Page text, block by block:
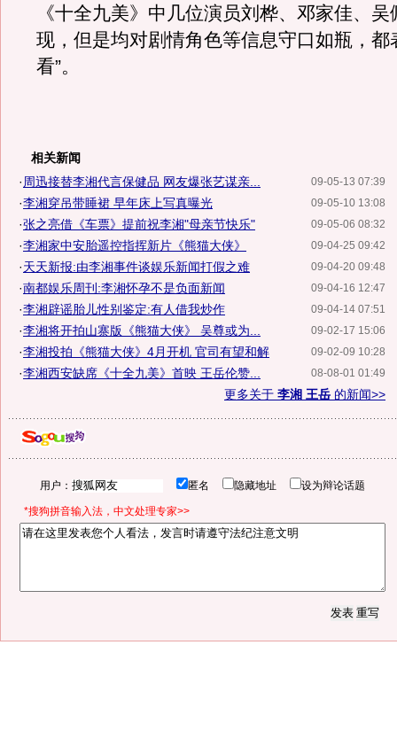
《十全九美》中几位演员刘桦、邓家佳、
现，但是均对剧情角色等信息守口如瓶，都
看”。
相关新闻
09-05-13 07:39
· 周迅接替李湘代言保健品 网友爆张艺谋亲...
09-05-10 13:08
·李湘穿吊带睡裙 早年床上写真曝光
09-05-06 08:32
·张之亮借《车票》提前祝李湘"母亲节快乐"
09-04-25 09:42
·李湘家中安胎遥控指挥新片《熊猫大侠》
09-04-20 09:48
·天天新报:由李湘事件谈娱乐新闻打假之难
09-04-16 12:47
·南都娱乐周刊:李湘怀孕不是负面新闻
09-04-14 07:51
·李湘辟谣胎儿性别鉴定:有人借我炒作
09-02-17 15:06
·李湘将开拍山寨版《熊猫大侠》 吴尊或为...
09-02-09 10:28
·李湘投拍《熊猫大侠》4月开机 官司有望和解
08-08-01 01:49
·李湘西安缺席《十全九美》首映 王岳伦赞...
更多关于 李湘 王岳 的新闻>>
用户： 匿名 隐藏地址 设为辩论话题
*搜狗拼音输入法，中文处理专家>>